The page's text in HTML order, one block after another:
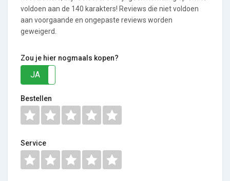
voldoen aan de 140 karakters! Reviews die niet voldoen
aan voorgaande en ongepaste reviews worden
geweigerd.
Zou je hier nogmaals kopen?
JA
Bestellen
Service